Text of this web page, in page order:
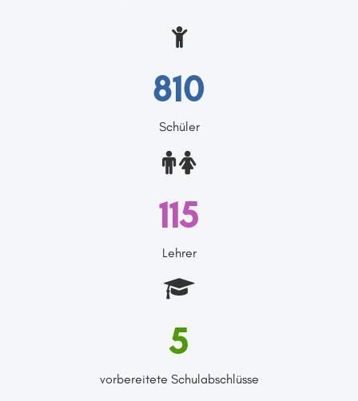
810
Schüler
115
Lehrer
5
vorbereitete Schulabschlüsse